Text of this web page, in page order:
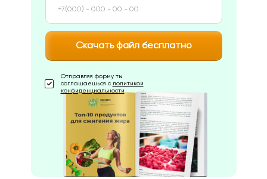
Скачать файл бесплатно
Отправляя форму ты
соглашаешься с политикой
конфиденциальности